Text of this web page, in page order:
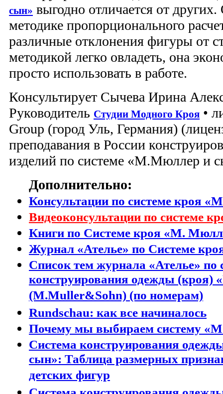
сын» выгодно отличается от
методике пропорционального
различные отклонения фигуры от
методикой легко овладеть, она
просто использовать в работе.
Консультирует Сычева Ирина
Руководитель Студии Модного Кроя •
Group (город Уль, Германия)
преподавания в России
изделий по системе «М.Мюллер и
Дополнительно:
Консультации по системе кроя
Видеоконсультации по системе
Книги по Системе кроя «М.
Журнал «Ателье» по Системе
Список тем журнала «Ателье» по
конструирования одежды
(M.Muller&Sohn) (по номерам)
Rundschau: как все начиналось
Почему мы выбираем систему
Система конструирования
сын»: Таблица размерных
детских фигур